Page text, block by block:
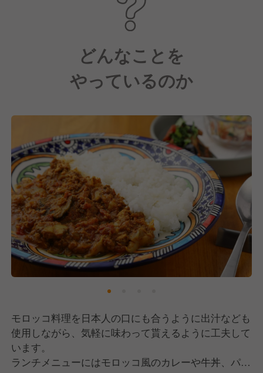
どんなことを
やっているのか
モロッコ料理を日本人の口にも合うように出汁なども
使用しながら、気軽に味わって貰えるように工夫して
います。
ランチメニューにはモロッコ風のカレーや牛丼、パス